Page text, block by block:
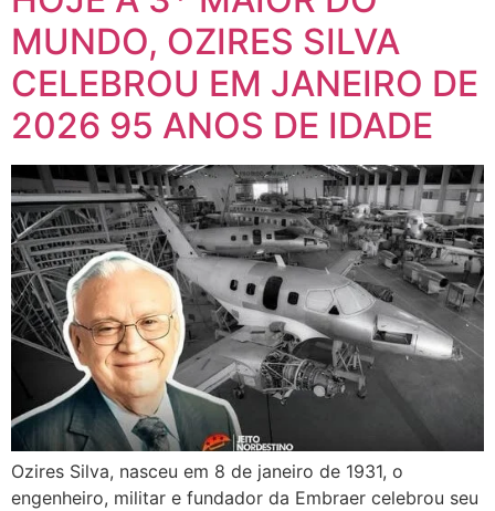
MUNDO, OZIRES SILVA
CELEBROU EM JANEIRO DE
2026 95 ANOS DE IDADE
Ozires Silva, nasceu em 8 de janeiro de 1931, o
engenheiro, militar e fundador da Embraer celebrou seu